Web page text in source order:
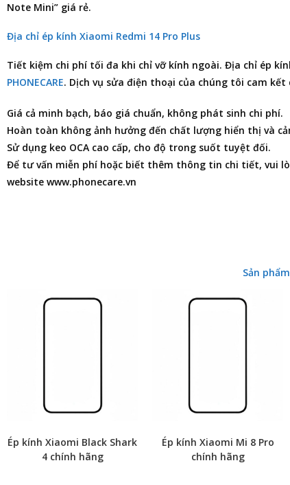
Note Mini” giá rẻ.
Địa chỉ ép kính Xiaomi Redmi 14 Pro Plus
Tiết kiệm chi phí tối đa khi chỉ vỡ kính ngoài. Địa chỉ ép
PHONECARE. Dịch vụ sửa điện thoại của chúng tôi cam kết
Giá cả minh bạch, báo giá chuẩn, không phát sinh chi phí.
Hoàn toàn không ảnh hưởng đến chất lượng hiển thị và
Sử dụng keo OCA cao cấp, cho độ trong suốt tuyệt đối.
Để tư vấn miễn phí hoặc biết thêm thông tin chi tiết, vui
website www.phonecare.vn
Sản
Ép kính Xiaomi Black Shark
4 chính hãng
Ép kính Xiaomi Mi 8 Pro
chính hãng